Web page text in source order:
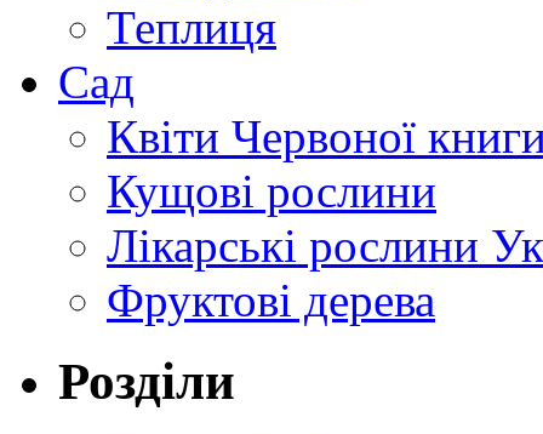
Теплиця
Сад
Квіти Червоної
Кущові рослини
Лікарські рослини
Фруктові дерева
Розділи